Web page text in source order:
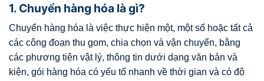
1. Chuyển hàng hóa là gì?
Chuyển hàng hóa là việc thực hiện một, một số hoặc tất cả
các công đoạn thu gom, chia chọn và vận chuyển, bằng
các phương tiện vật lý, thông tin dưới dạng văn bản và
kiện, gói hàng hóa có yếu tố nhanh về thời gian và có độ